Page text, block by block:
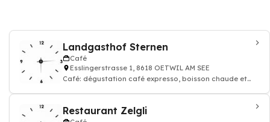
Landgasthof Sternen
Café
Esslingerstrasse 1, 8618 OETWIL AM SEE
Café: dégustation café expresso, boisson chaude et
Restaurant Zelgli